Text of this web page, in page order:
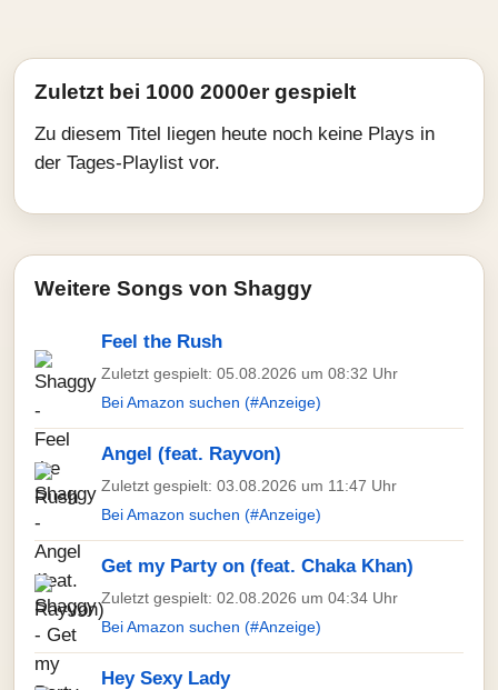
Zuletzt bei 1000 2000er gespielt
Zu diesem Titel liegen heute noch keine Plays in
der Tages-Playlist vor.
Weitere Songs von Shaggy
Feel the Rush
Zuletzt gespielt: 05.08.2026 um 08:32 Uhr
Bei Amazon suchen (#Anzeige)
Angel (feat. Rayvon)
Zuletzt gespielt: 03.08.2026 um 11:47 Uhr
Bei Amazon suchen (#Anzeige)
Get my Party on (feat. Chaka Khan)
Zuletzt gespielt: 02.08.2026 um 04:34 Uhr
Bei Amazon suchen (#Anzeige)
Hey Sexy Lady